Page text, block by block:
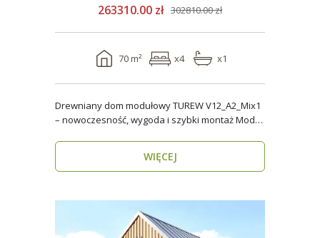
263310.00 zł 302810.00 zł
70 m² x4 x1
Drewniany dom modułowy TUREW V12_A2_Mix1
– nowoczesność, wygoda i szybki montaż Model
WIĘCEJ